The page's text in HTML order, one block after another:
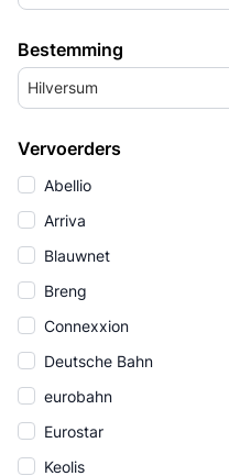
Bestemming
Hilversum
Vervoerders
Abellio
Arriva
Blauwnet
Breng
Connexxion
Deutsche Bahn
eurobahn
Eurostar
Keolis